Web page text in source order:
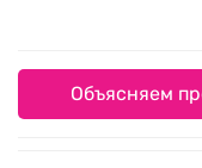
Объясняем